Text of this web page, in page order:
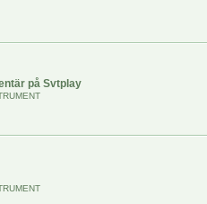
på Svtplay